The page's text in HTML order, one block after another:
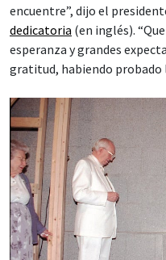
encuentre”, dijo el
dedicatoria (en inglés).
esperanza y grandes
gratitud, habiendo probado